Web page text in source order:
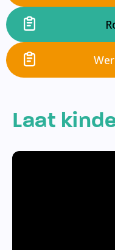
Laat